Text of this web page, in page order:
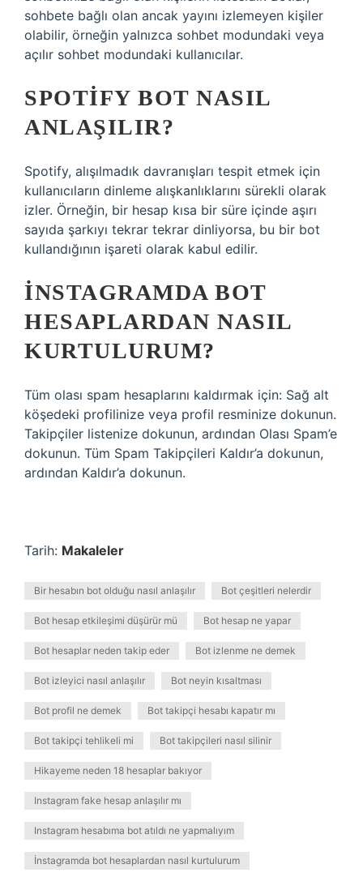
sohbete bağlı olan ancak yayını izlemeyen kişiler
olabilir, örneğin yalnızca sohbet modundaki veya
açılır sohbet modundaki kullanıcılar.
SPOTIFY BOT NASIL
ANLAŞILIR?
Spotify, alışılmadık davranışları tespit etmek için
kullanıcıların dinleme alışkanlıklarını sürekli olarak
izler. Örneğin, bir hesap kısa bir süre içinde aşırı
sayıda şarkıyı tekrar tekrar dinliyorsa, bu bir bot
kullandığının işareti olarak kabul edilir.
İNSTAGRAMDA BOT
HESAPLARDAN NASIL
KURTULURUM?
Tüm olası spam hesaplarını kaldırmak için: Sağ alt
köşedeki profilinize veya profil resminize dokunun.
Takipçiler listenize dokunun, ardından Olası Spam’e
dokunun. Tüm Spam Takipçileri Kaldır’a dokunun,
ardından Kaldır’a dokunun.
Tarih: Makaleler
Bir hesabın bot olduğu nasıl anlaşılır Bot çeşitleri nelerdir
Bot hesap etkileşimi düşürür mü Bot hesap ne yapar
Bot hesaplar neden takip eder Bot izlenme ne demek
Bot izleyici nasıl anlaşılır Bot neyin kısaltması
Bot profil ne demek Bot takipçi hesabı kapatır mı
Bot takipçi tehlikeli mi Bot takipçileri nasıl silinir
Hikayeme neden 18 hesaplar bakıyor
Instagram fake hesap anlaşılır mı
Instagram hesabıma bot atıldı ne yapmalıyım
İnstagramda bot hesaplardan nasıl kurtulurum